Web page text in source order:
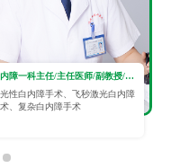
白内障一科主任/主任医师/副教授/眼科学硕士
性白内障手术、飞秒激光白内障
、复杂白内障手术